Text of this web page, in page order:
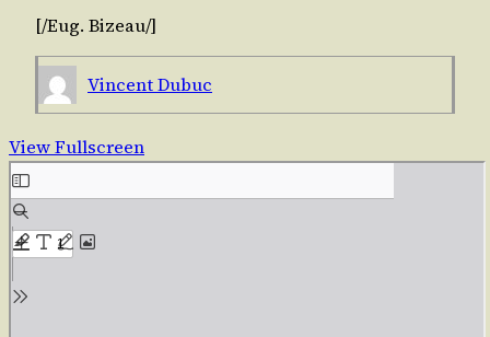
[/​Eug. Bizeau/]
Vincent Dubuc
View Fullscreen